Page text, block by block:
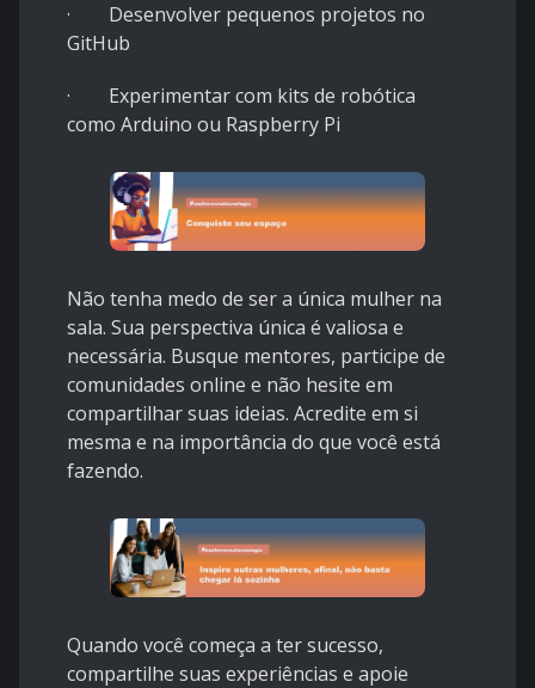
· Desenvolver pequenos projetos no
GitHub
· Experimentar com kits de robótica
como Arduino ou Raspberry Pi
Não tenha medo de ser a única mulher na
sala. Sua perspectiva única é valiosa e
necessária. Busque mentores, participe de
comunidades online e não hesite em
compartilhar suas ideias. Acredite em si
mesma e na importância do que você está
fazendo.
Quando você começa a ter sucesso,
compartilhe suas experiências e apoie